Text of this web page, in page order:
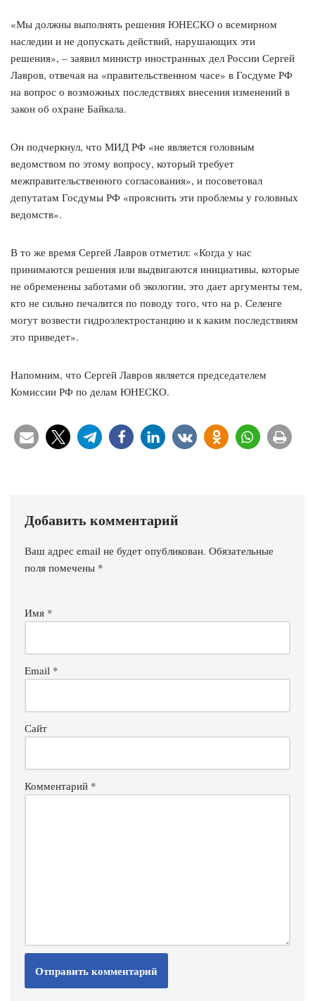
«Мы должны выполнять решения ЮНЕСКО о всемирном
наследии и не допускать действий, нарушающих эти
решения», – заявил министр иностранных дел России Сергей
Лавров, отвечая на «правительственном часе» в Госдуме РФ
на вопрос о возможных последствиях внесения изменений в
закон об охране Байкала.
Он подчеркнул, что МИД РФ «не является головным
ведомством по этому вопросу, который требует
межправительственного согласования», и посоветовал
депутатам Госдумы РФ «прояснить эти проблемы у головных
ведомств».
В то же время Сергей Лавров отметил: «Когда у нас
принимаются решения или выдвигаются инициативы, которые
не обременены заботами об экологии, это дает аргументы тем,
кто не сильно печалится по поводу того, что на р. Селенге
могут возвести гидроэлектростанцию и к каким последствиям
это приведет».
Напомним, что Сергей Лавров является председателем
Комиссии РФ по делам ЮНЕСКО.
Добавить комментарий
Ваш адрес email не будет опубликован. Обязательные
поля помечены *
Имя *
Email *
Сайт
Комментарий *